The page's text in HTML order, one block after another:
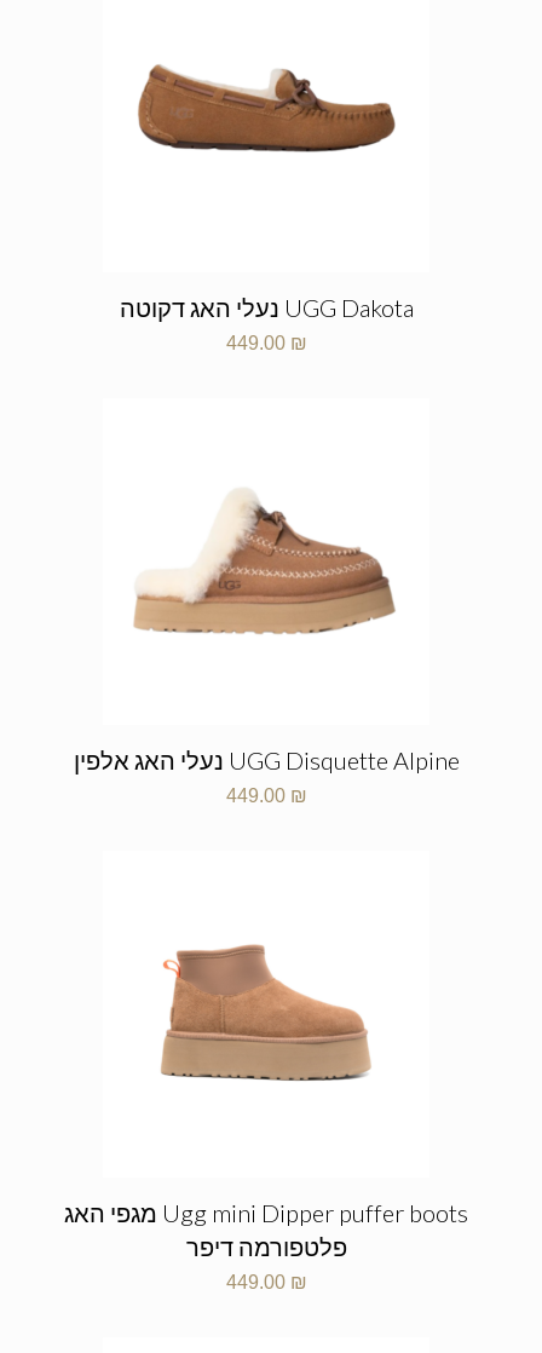
UGG Dakota נעלי האג דקוטה
449.00 ₪
UGG Disquette Alpine נעלי האג אלפין
449.00 ₪
Ugg mini Dipper puffer boots מגפי האג
פלטפורמה דיפר
449.00 ₪